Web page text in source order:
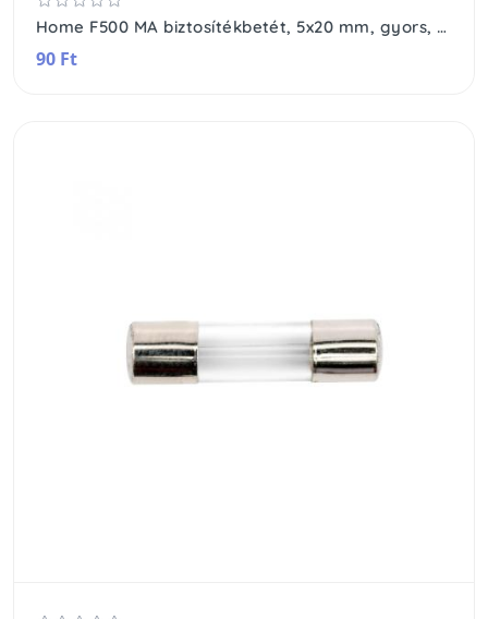
Home F500 MA biztosítékbetét, 5x20 mm, gyors, 500 mA
90 Ft